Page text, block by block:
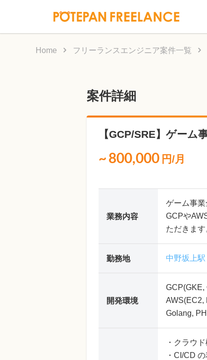
Home フリーランスエンジニア案件一覧
案件詳細
【GCP/SRE】ゲーム
~ 800,000 円/月
業務内容
ゲーム事
GCPや
ただきます
勤務地 中野坂上駅
開発環境
GCP(GKE,
AWS(EC2,
Golang,
・クラウ
・CI/CD